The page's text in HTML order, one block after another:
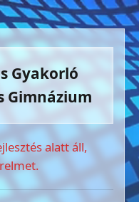
Gyakorló
Gimnázium
alatt áll,